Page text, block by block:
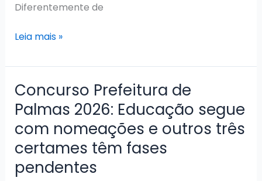
Diferentemente de
Concurso
TO
2026:
Comissão
formada
e
60
vagas
previstas
Leia mais »
Concurso Prefeitura de
Palmas 2026: Educação segue
com nomeações e outros três
certames têm fases
pendentes